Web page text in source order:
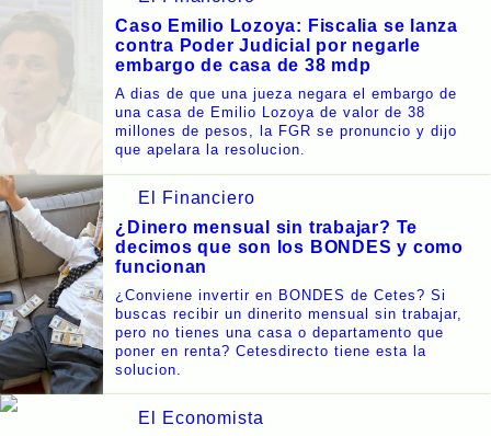
Caso Emilio Lozoya: Fiscalia se lanza
contra Poder Judicial por negarle
embargo de casa de 38 mdp
A dias de que una jueza negara el embargo de
una casa de Emilio Lozoya de valor de 38
millones de pesos, la FGR se pronuncio y dijo
que apelara la resolucion.
El Financiero
¿Dinero mensual sin trabajar? Te
decimos que son los BONDES y como
funcionan
¿Conviene invertir en BONDES de Cetes? Si
buscas recibir un dinerito mensual sin trabajar,
pero no tienes una casa o departamento que
poner en renta? Cetesdirecto tiene esta la
solucion.
El Economista